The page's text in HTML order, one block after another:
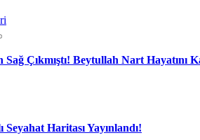
Sağ Çıkmıştı! Beytullah Nart Hayatını
Seyahat Haritası Yayınlandı!